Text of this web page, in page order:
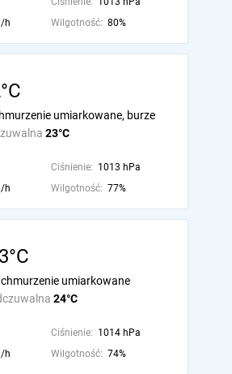
h Wilgotność: 80%
23°C
umiarkowane, burze
Ciśnienie: 1013 hPa
h Wilgotność: 77%
24°C
umiarkowane
Ciśnienie: 1014 hPa
h Wilgotność: 74%